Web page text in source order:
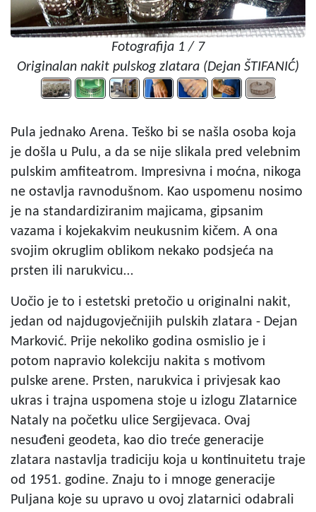
Fotografija 1 / 7
Originalan nakit pulskog zlatara (Dejan ŠTIFANIĆ)
Pula jednako Arena. Teško bi se našla osoba koja
je došla u Pulu, a da se nije slikala pred velebnim
pulskim amfiteatrom. Impresivna i moćna, nikoga
ne ostavlja ravnodušnom. Kao uspomenu nosimo
je na standardiziranim majicama, gipsanim
vazama i kojekakvim neukusnim kičem. A ona
svojim okruglim oblikom nekako podsjeća na
prsten ili narukvicu…
Uočio je to i estetski pretočio u originalni nakit,
jedan od najdugovječnijih pulskih zlatara - Dejan
Marković. Prije nekoliko godina osmislio je i
potom napravio kolekciju nakita s motivom
pulske arene. Prsten, narukvica i privjesak kao
ukras i trajna uspomena stoje u izlogu Zlatarnice
Nataly na početku ulice Sergijevaca. Ovaj
nesuđeni geodeta, kao dio treće generacije
zlatara nastavlja tradiciju koja u kontinuitetu traje
od 1951. godine. Znaju to i mnoge generacije
Puljana koje su upravo u ovoj zlatarnici odabrali